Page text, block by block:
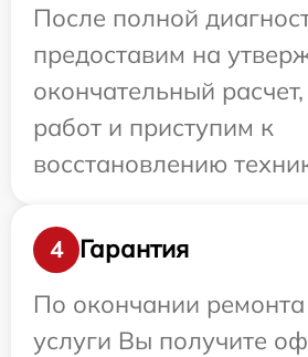
После полной
предоставим на
окончательный
работ и приступим к
восстановлению
4
Гарантия
По окончании
услуги Вы получите